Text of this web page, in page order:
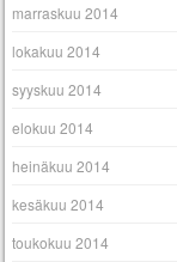
marraskuu 2014
lokakuu 2014
syyskuu 2014
elokuu 2014
heinäkuu 2014
kesäkuu 2014
toukokuu 2014